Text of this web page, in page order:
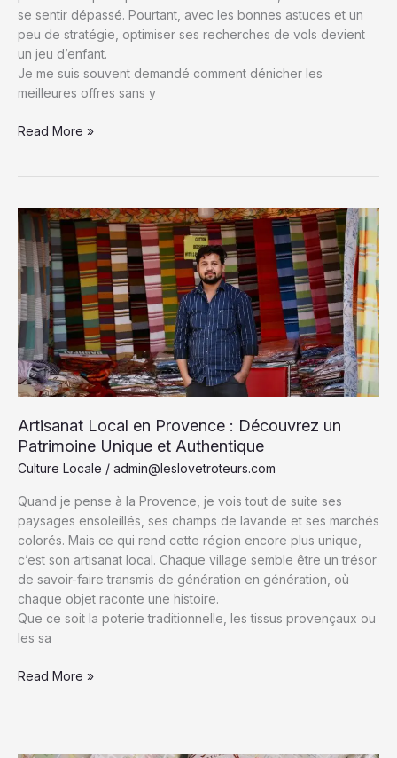
se sentir dépassé. Pourtant, avec les bonnes astuces et un
peu de stratégie, optimiser ses recherches de vols devient
un jeu d’enfant.
Je me suis souvent demandé comment dénicher les
meilleures offres sans y
Optimiser
vols
:
Astuces
et
outils
pour
trouver
les
meilleurs
tarifs
Read More »
Artisanat Local en Provence : Découvrez un
Patrimoine Unique et Authentique
Culture Locale / admin@leslovetroteurs.com
Quand je pense à la Provence, je vois tout de suite ses
paysages ensoleillés, ses champs de lavande et ses marchés
colorés. Mais ce qui rend cette région encore plus unique,
c’est son artisanat local. Chaque village semble être un trésor
de savoir-faire transmis de génération en génération, où
chaque objet raconte une histoire.
Que ce soit la poterie traditionnelle, les tissus provençaux ou
les sa
Artisanat
:
Read More »